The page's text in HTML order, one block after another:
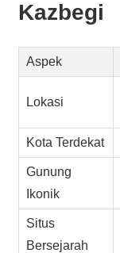
Kazbegi
Aspek
Lokasi
Kota Terdekat
Gunung
Ikonik
Situs
Bersejarah